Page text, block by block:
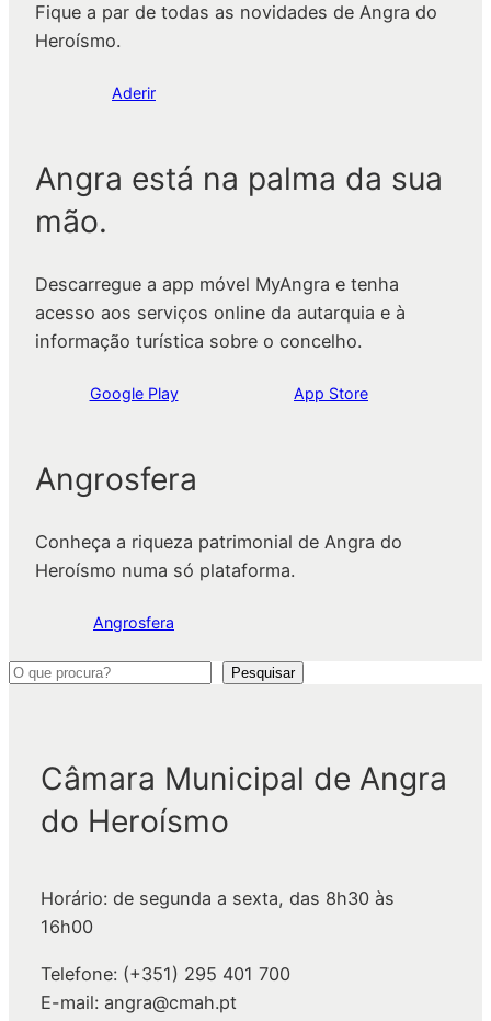
Fique a par de todas as novidades de Angra do
Heroísmo.
Aderir
Angra está na palma da sua
mão.
Descarregue a app móvel MyAngra e tenha
acesso aos serviços online da autarquia e à
informação turística sobre o concelho.
Google Play App Store
Angrosfera
Conheça a riqueza patrimonial de Angra do
Heroísmo numa só plataforma.
Angrosfera
P
Pesquisar
Câmara Municipal de Angra
do Heroísmo
Horário: de segunda a sexta, das 8h30 às
16h00
Telefone: (+351) 295 401 700
E-mail: angra@cmah.pt